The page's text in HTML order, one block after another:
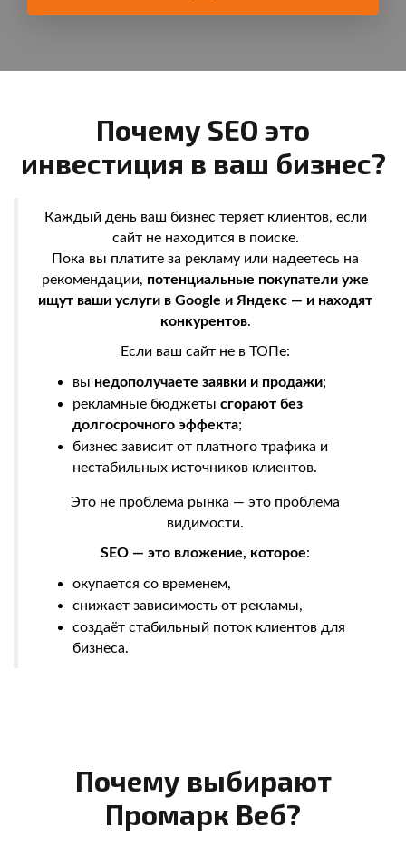
Почему SEO это
инвестиция в ваш бизнес?
Каждый день ваш бизнес теряет клиентов, если
сайт не находится в поиске.
Пока вы платите за рекламу или надеетесь на
рекомендации, потенциальные покупатели уже
ищут ваши услуги в Google и Яндекс — и находят
конкурентов.
Если ваш сайт не в ТОПе:
вы недополучаете заявки и продажи;
рекламные бюджеты сгорают без
долгосрочного эффекта;
бизнес зависит от платного трафика и
нестабильных источников клиентов.
Это не проблема рынка — это проблема
видимости.
SEO — это вложение, которое:
окупается со временем,
снижает зависимость от рекламы,
создаёт стабильный поток клиентов для
бизнеса.
Почему выбирают
Промарк Веб?